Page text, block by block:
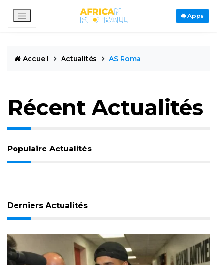
Apps
Accueil Actualités AS Roma
Récent Actualités
Populaire Actualités
Derniers Actualités